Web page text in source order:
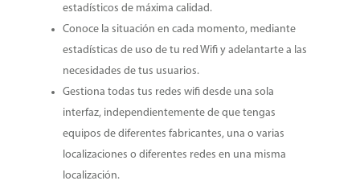
estadísticos de máxima calidad.
Conoce la situación en cada momento, mediante
estadísticas de uso de tu red Wifi y adelantarte a las
necesidades de tus usuarios.
Gestiona todas tus redes wifi desde una sola
interfaz, independientemente de que tengas
equipos de diferentes fabricantes, una o varias
localizaciones o diferentes redes en una misma
localización.